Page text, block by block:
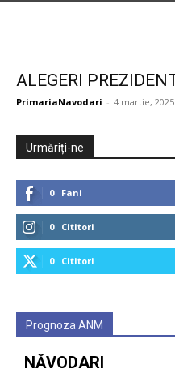
ALEGERI
PrimariaNavodari - 4 martie, 2025
Urmăriți-ne
0 Fani
0 Cititori
0 Cititori
Prognoza ANM
NĂVODARI